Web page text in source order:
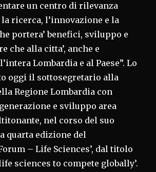
un centro di rilevanza
ricerca, l’innovazione e la
portera’ benefici, sviluppo e
che alla citta’, anche e
Lombardia e al Paese”. Lo
oggi il sottosegretario alla
Regione Lombardia con
e sviluppo area
nel corso del suo
quarta edizione del
– Life Sciences’, dal titolo
sciences to compete globally’.